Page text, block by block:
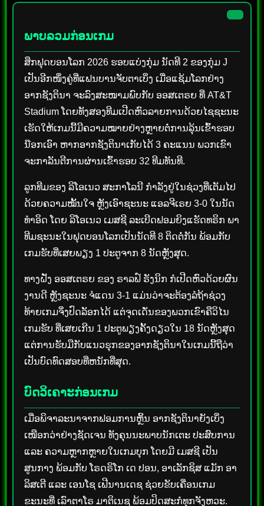
ພາບລວມກ່ອນເກມ
ສຶກຟຸດບອນໂລກ 2026 ຮອບແບ່ງກຸ່ມ ນັດທີ 2 ຂອງກຸ່ມ J
ເປັນອີກໜຶ່ງຄູ່ທີ່ແຟນບານຈັບຕາເບິ່ງ ເມື່ອແຊ້ມໂລກຢ່າງ
ອາກຊັງຕິນາ ຈະລົງສະໜາມພົບກັບ ອອສເຕຣຍ ທີ່ AT&T
Stadium ໂດຍທັງສອງທີມເປີດຫົວລາຍການດ້ວຍໄຊຊະນະ
ເຮັດໃຫ້ເກມນີ້ມີຄວາມໝາຍຢ່າງຫຼາຍຕໍ່ການລຸ້ນເຂົ້າຮອບ
ນ໊ອກເອົາ ຫາກອາກຊັງຕິນາເກັບໄດ້ 3 ຄະແນນ ພວກເຂົາ
ຈະກາລັນຕີການຜ່ານເຂົ້າຮອບ 32 ທີມທັນທີ.
ລູກທີມຂອງ ລິໂອເນວ ສະກາໂລນີ ກຳລັງຢູ່ໃນຊ່ວງທີ່ເຕັມໄປ
ດ້ວຍຄວາມໝັ້ນໃຈ ຫຼັງເອົາຊະນະ ແອລຈີເຣຍ 3-0 ໃນນັດ
ທຳອິດ ໂດຍ ລິໂອເນວ ເມສຊີ ລະເບີດຟອມຍິງແຮັດທຣິກ ພາ
ທີມຊະນະໃນຟຸດບອນໂລກເປັນນັດທີ 8 ຕິດຕໍ່ກັນ ພ້ອມກັບ
ເກມຮັບທີ່ເສຍພຽງ 1 ປະຕູຈາກ 8 ນັດຫຼັງສຸດ.
ທາງຝັ່ງ ອອສເຕຣຍ ຂອງ ຣາລຟ໌ ຣັງນິກ ກໍເປີດຫົວດ້ວຍຜົນ
ງານດີ ຫຼັງຊະນະ ຈໍແດນ 3-1 ແມ່ນວ່າຈະຕ້ອງລໍຖ້າຊ່ວງ
ທ້າຍເກມຈຶ່ງປົດລັອກໄດ້ ແຕ່ຈຸດເດັ່ນຂອງພວກເຂົາຄືວິໄນ
ເກມຮັບ ທີ່ເສຍເກີນ 1 ປະຕູພຽງຄັ້ງດຽວໃນ 18 ນັດຫຼັງສຸດ
ແຕ່ການຮັບມືກັບແນວຮຸກຂອງອາກຊັງຕິນາໃນເກມນີ້ຖືວ່າ
ເປັນບົດທົດສອບທີ່ຫນັກທີ່ສຸດ.
ບົດວິເຄາະກ່ອນເກມ
ເມື່ອພິຈາລະນາຈາກຟອມການຫຼິ້ນ ອາກຊັງຕິນາຍັງເບິ່ງ
ເໜືອກວ່າຢ່າງຊັດເຈນ ທັງຄຸນນະພາບນັກເຕະ ປະສົບການ
ແລະ ຄວາມຫຼາກຫຼາຍໃນເກມບຸກ ໂດຍມີ ເມສຊີ ເປັນ
ສູນກາງ ພ້ອມກັບ ໂຣດຣິໂກ ເດ ປອນ, ອາເລັກຊິສ ແມັກ ອາ
ລິສເຕີ ແລະ ເອນໂຊ ເຟີນານເດຊ ຊ່ວຍຂັບເຄື່ອນເກມ
ຂະນະທີ່ ເລົາຕາໂຣ ມາຕິເນຊ ພ້ອມປິດສະກໍທຸກຈັງຫວະ.